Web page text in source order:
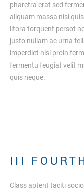
pharetra erat sed
aliquam massa nisl
litora torquent persot
justo nullam ac urna
imperdiet nisi proin
fermentu feugiat velit
quis neque.
I I I F O U RT
Class aptent taciti